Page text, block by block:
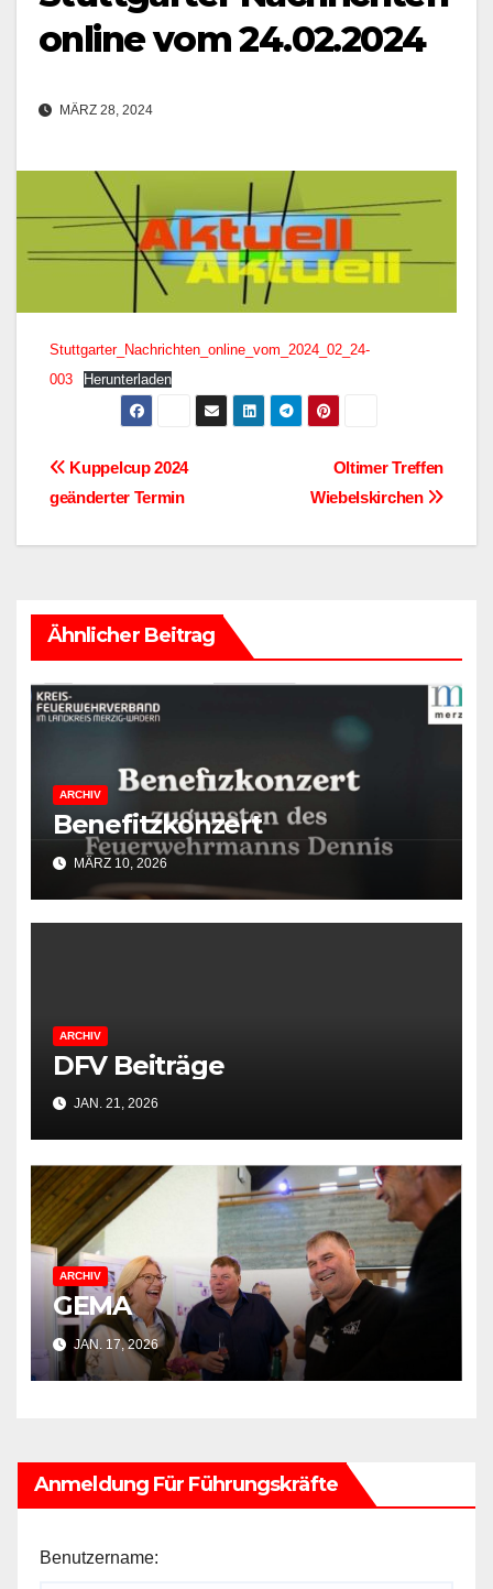
online vom 24.02.2024
MÄRZ 28, 2024
Stuttgarter_Nachrichten_online_vom_2024_02_24-
003
Herunterladen
BeitragsnavigationOltimer Treffen
Wiebelskirchen
Kuppelcup 2024
geänderter Termin
Ähnlicher Beitrag
ARCHIV
Benefitzkonzert
MÄRZ 10, 2026
ARCHIV
DFV Beiträge
JAN. 21, 2026
ARCHIV
GEMA
JAN. 17, 2026
Anmeldung Für Führungskräfte
Benutzername: